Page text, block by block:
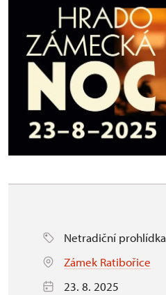
Netradiční prohlídka
Zámek Ratibořice
23. 8. 2025